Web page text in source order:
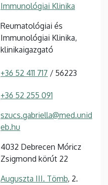
Immunológiai Klinika
Reumatológiai és
Immunológiai Klinika,
klinikaigazgató
+36 52 411 717 / 56223
+36 52 255 091
szucs.gabriella@med.unid
eb.hu
4032 Debrecen Móricz
Zsigmond körút 22
Auguszta III. Tömb, 2.